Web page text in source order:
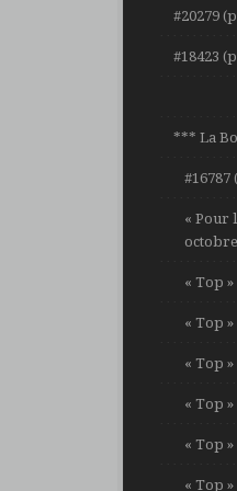
#20279
#18423
*** La
#16787
« Pour
octobre
« Top »
« Top »
« Top
« Top
« Top »
« Top »